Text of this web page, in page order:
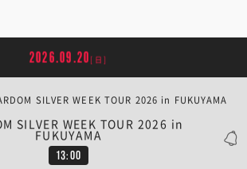
2026.09.20 [日]
13:00
SILVER WEEK TOUR 2026 in
FUKUYAMA
SILVER WEEK TOUR 2026 in FUKUYAMA